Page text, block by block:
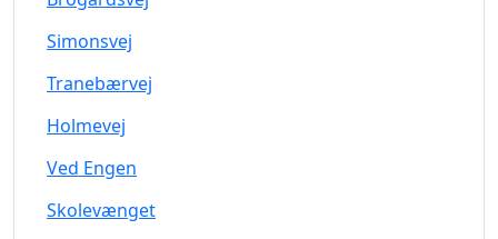
Simonsvej
Tranebærvej
Holmevej
Ved Engen
Skolevænget